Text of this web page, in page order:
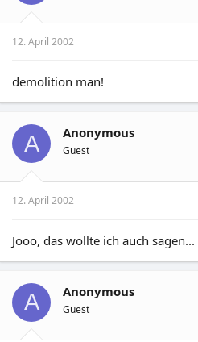
12. April 2002
demolition man!
A Anonymous
Guest
12. April 2002
Jooo, das wollte ich auch sagen...
A Anonymous
Guest